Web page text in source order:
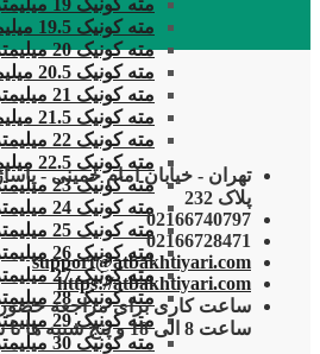
مته کونیک 19 میلیمتر
مته کونیک 19.5 میلیمتر
مته کونیک 20 میلیمتر
مته کونیک 20.5 میلیمتر
مته کونیک 21 میلیمتر
مته کونیک 21.5 میلیمتر
مته کونیک 22 میلیمتر
مته کونیک 22.5 میلیمتر
مته کونیک 23 میلیمتر
مته کونیک 24 میلیمتر
مته کونیک 25 میلیمتر
مته کونیک 26 میلیمتر
مته کونیک 27 میلیمتر
مته کونیک 28 میلیمتر
مته کونیک 29 میلیمتر
مته کونیک 30 میلیمتر
تهران - خیابان امام خمینی -
پلاک 232
02166740797
02166728471
support@atbakhtiyari.com
https://atbakhtiyari.com
ساعت کاری برای مراجعه حضوری
ساعت 8 الی 18 و پنج شنبه ها تا ساعت 13